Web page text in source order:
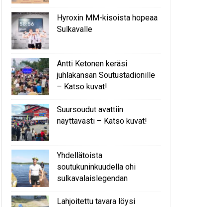
Hyroxin MM-kisoista hopeaa
Sulkavalle
Antti Ketonen keräsi
juhlakansan Soutustadionille
– Katso kuvat!
Suursoudut avattiin
näyttävästi – Katso kuvat!
Yhdellätoista
soutukuninkuudella ohi
sulkavalaislegendan
Lahjoitettu tavara löysi